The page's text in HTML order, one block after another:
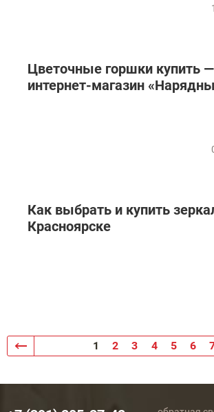
Цветочные горшки купить —
интернет-магазин
Как выбрать и купить
Красноярске
1 2 3 4 5 6